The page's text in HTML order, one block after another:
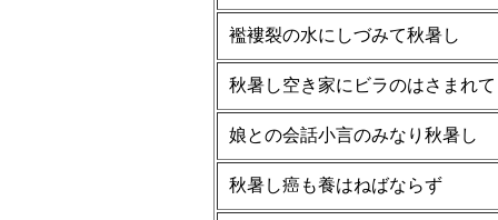
襤褸裂の水にしづみて秋暑し
秋暑し空き家にビラのはさまれて
娘との会話小言のみなり秋暑し
秋暑し癌も養はねばならず